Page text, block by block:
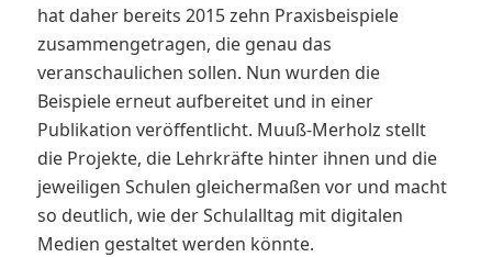
hat daher bereits 2015 zehn Praxisbeispiele
zusammengetragen, die genau das
veranschaulichen sollen. Nun wurden die
Beispiele erneut aufbereitet und in einer
Publikation veröffentlicht. Muuß-Merholz stellt
die Projekte, die Lehrkräfte hinter ihnen und die
jeweiligen Schulen gleichermaßen vor und macht
so deutlich, wie der Schulalltag mit digitalen
Medien gestaltet werden könnte.